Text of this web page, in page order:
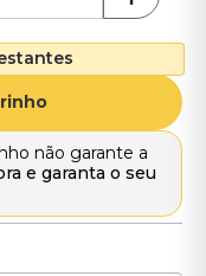
não garante a
e garanta o seu